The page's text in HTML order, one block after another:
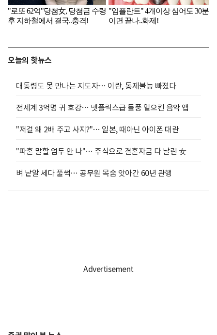
오늘의 핫뉴스
대통령도 못 만나는 지도자… 이란, 통제불능 빠졌다
전세계 3억명 귀 호강… 넷플릭스급 돌풍 일으킨 음악 앱
"저걸 왜 2배 주고 사지?"… 일본, 때아닌 아이폰 대란
"파혼 말할 엄두 안 나"… 주식으로 결혼자금 다 날린 女
벼 낱알 세다 풀썩… 공무원 목숨 앗아간 60년 관행